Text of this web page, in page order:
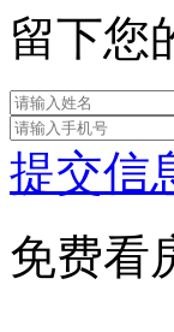
留下您
提交信
免费看